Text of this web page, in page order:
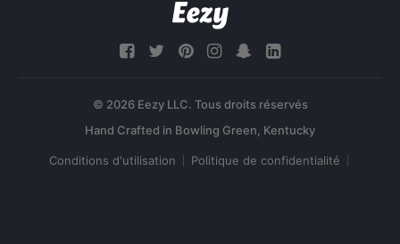
© 2026 Eezy LLC. Tous droits réservés
Conditions d'utilisation Politique de confidentialité